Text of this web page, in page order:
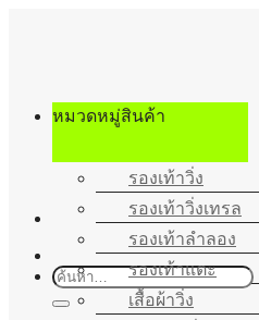
เนื้อหา
ค้นหา:
หมวดหมู่สินค้า
รองเท้าวิ่ง
รองเท้าวิ่งเทรล
รองเท้าลำลอง
รองเท้าแตะ
เสื้อผ้าวิ่ง